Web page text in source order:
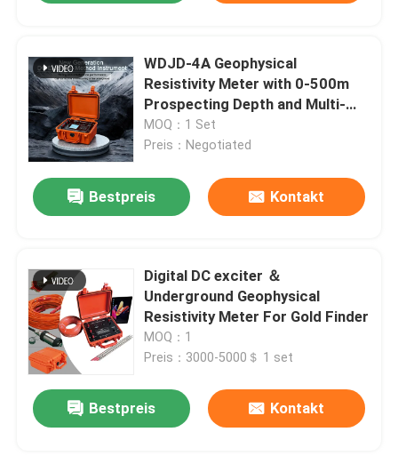
Bohrloch-Bohrmaschine
Seismischer Geophone-Sensor
Seismisches Kabel
WDJD-4A Geophysical
Resistivity Meter with 0-500m
Prospecting Depth and Multi-
electrode 2D Resistivity Imaging
for High Accuracy Surveys
MOQ：1 Set
Preis：Negotiated
Bestpreis Kontakt
Digital DC exciter ＆
Underground Geophysical
Resistivity Meter For Gold Finder
MOQ：1
Preis：3000-5000＄ 1 set
Bestpreis Kontakt